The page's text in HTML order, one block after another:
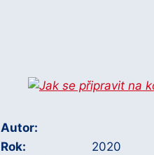
Autor:
Rok:
2020